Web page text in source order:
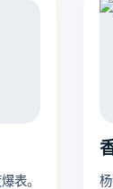
表。